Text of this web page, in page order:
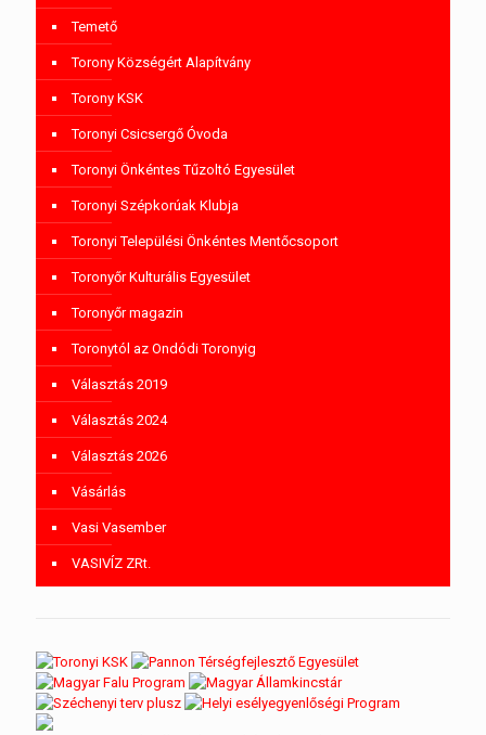
Temető
Torony Községért Alapítvány
Torony KSK
Toronyi Csicsergő Óvoda
Toronyi Önkéntes Tűzoltó Egyesület
Toronyi Szépkorúak Klubja
Toronyi Települési Önkéntes Mentőcsoport
Toronyőr Kulturális Egyesület
Toronyőr magazin
Toronytól az Ondódi Toronyig
Választás 2019
Választás 2024
Választás 2026
Vásárlás
Vasi Vasember
VASIVÍZ ZRt.